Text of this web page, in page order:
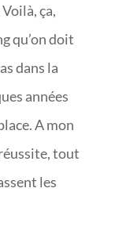
ça,
qu’on doit
dans la
années
A mon
tout
les